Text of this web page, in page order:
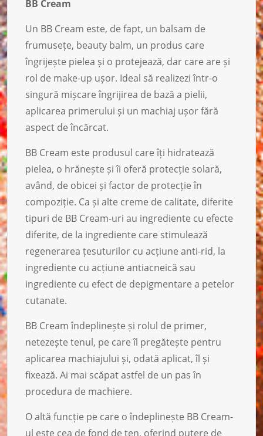
BB Cream
Un BB Cream este, de fapt, un balsam de
frumusețe, beauty balm, un produs care
îngrijește pielea și o protejează, dar care are și
rol de make-up ușor. Ideal să realizezi într-o
singură mișcare îngrijirea de bază a pielii,
aplicarea primerului și un machiaj ușor fără
aspect de încărcat.
BB Cream este produsul care îți hidratează
pielea, o hrănește și îi oferă protecție solară,
având, de obicei și factor de protecție în
compoziție. Ca și alte creme de calitate, diferite
tipuri de BB Cream-uri au ingrediente cu efecte
diferite, de la ingrediente care stimulează
regenerarea țesuturilor cu acțiune anti-rid, la
ingrediente cu acțiune antiacneică sau
ingrediente cu efect de depigmentare a petelor
cutanate.
BB Cream îndeplinește și rolul de primer,
netezește tenul, pe care îl pregătește pentru
aplicarea machiajului și, odată aplicat, îl și
fixează. Ai mai scăpat astfel de un pas în
procedura de machiere.
O altă funcție pe care o îndeplinește BB Cream-
ul este cea de fond de ten, oferind putere de